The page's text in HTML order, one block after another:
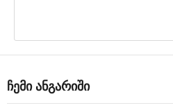
ჩემი ანგარიში